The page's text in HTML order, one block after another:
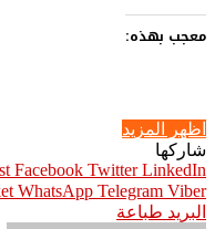
معجب بهذه:
اظهر المزيد
شاركها
Facebook Twitter LinkedIn
WhatsApp Telegram Viber
البريد طباعة